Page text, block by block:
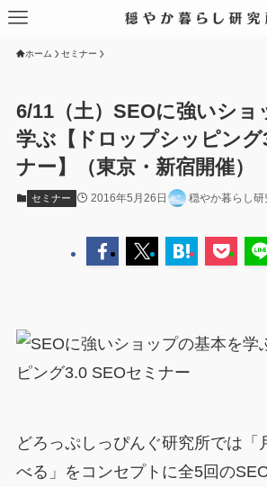
ホーム セミナー
6/11（土）SEOに強いショ
学ぶ【ドロップシッピング
ナー】（東京・新宿開催）
セミナー 2016年5月26日 穏やか暮らし研
どろっぷしっぴんぐ研究所では「
べる」をコンセプトに全5回の